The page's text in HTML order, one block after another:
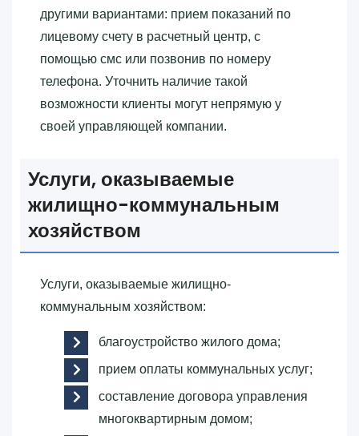
другими вариантами: прием показаний по
лицевому счету в расчетный центр, с
помощью смс или позвонив по номеру
телефона. Уточнить наличие такой
возможности клиенты могут непрямую у
своей управляющей компании.
Услуги, оказываемые
жилищно-коммунальным
хозяйством
Услуги, оказываемые жилищно-
коммунальным хозяйством:
благоустройство жилого дома;
прием оплаты коммунальных услуг;
составление договора управления
многоквартирным домом;